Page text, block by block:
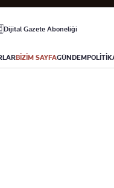
Dijital Gazete Aboneliği
BİZİM SAYFAGÜNDEM
Avrupa Ligi